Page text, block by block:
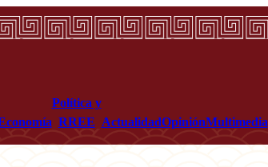
Política y
RREE ActualidadOpiniónMultimedia